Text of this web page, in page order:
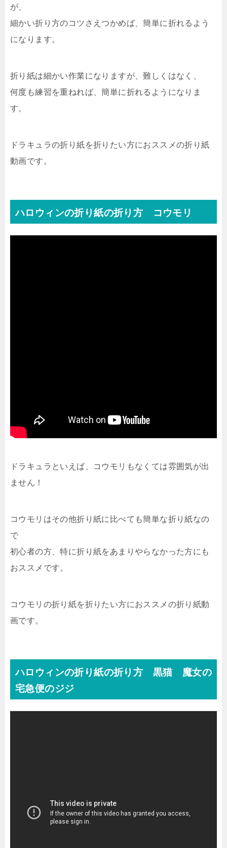
が、
細かい折り方のコツさえつかめば、簡単に折れるよう
になります。
折り紙は細かい作業になりますが、難しくはなく、
何度も練習を重ねれば、簡単に折れるようになりま
す。
ドラキュラの折り紙を折りたい方におススメの折り紙
動画です。
ハロウィンの折り紙の折り方 コウモリ
ドラキュラといえば、コウモリもなくては雰囲気が出
ません！
コウモリはその他折り紙に比べても簡単な折り紙なの
で
初心者の方、特に折り紙をあまりやらなかった方にも
おススメです。
コウモリの折り紙を折りたい方におススメの折り紙動
画です。
ハロウィンの折り紙の折り方 黒猫 魔女の
宅急便のジジ